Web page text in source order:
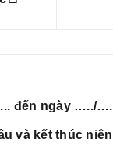
đến ngày …../
và kết thúc